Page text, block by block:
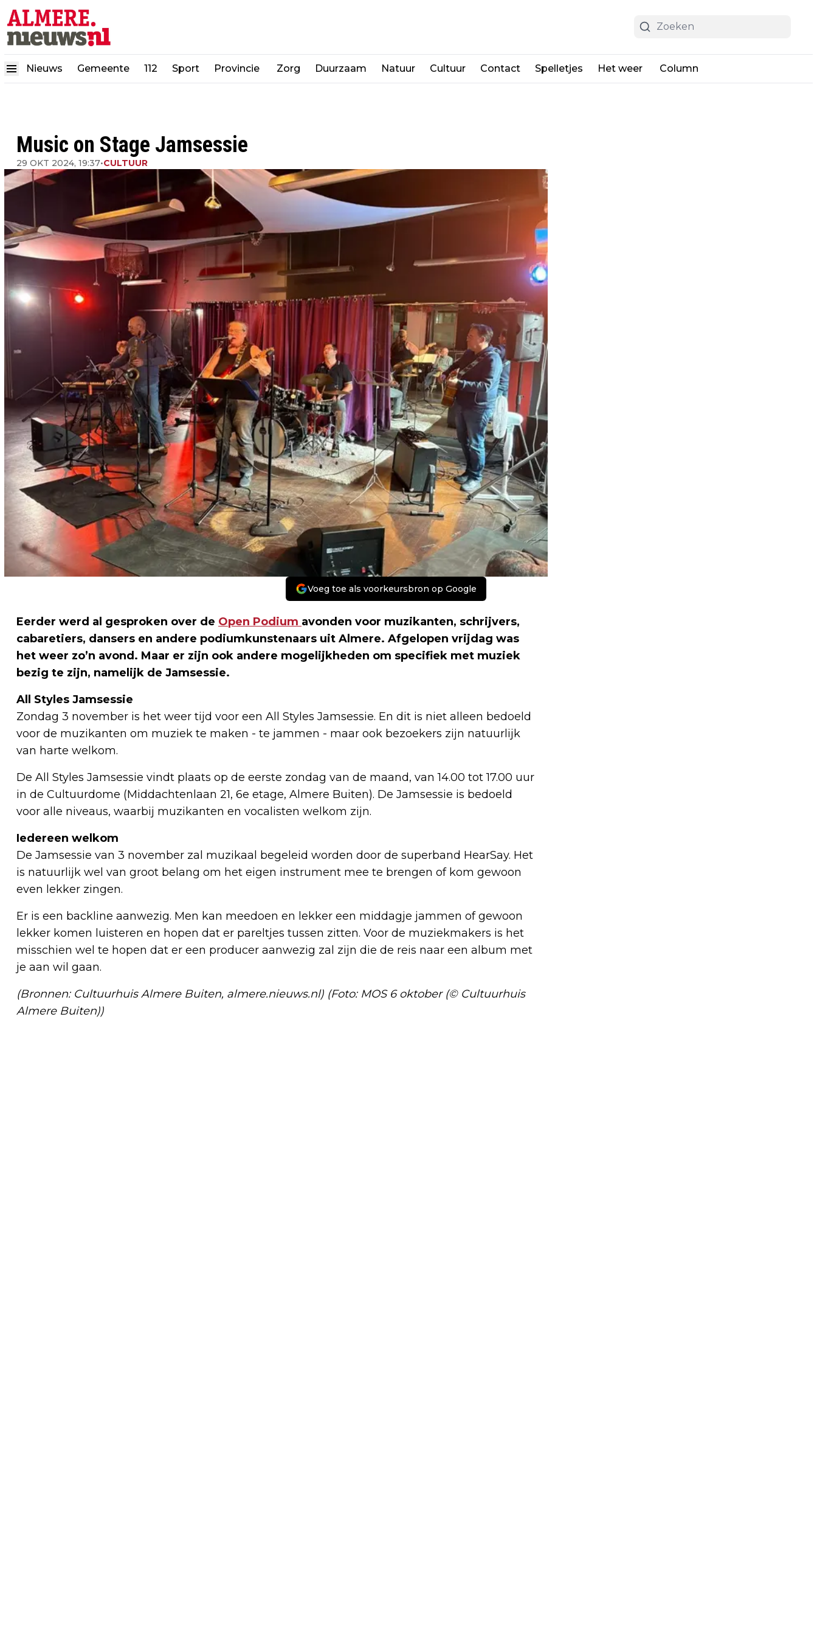
Nieuws Gemeente 112 Sport Provincie Zorg Duurzaam Natuur Cultuur Contact Spelletjes Het weer Column
Music on Stage Jamsessie
29 OKT 2024, 19:37•CULTUUR
Voeg toe als voorkeursbron op Google
Eerder werd al gesproken over de Open Podium avonden voor muzikanten, schrijvers,
cabaretiers, dansers en andere podiumkunstenaars uit Almere. Afgelopen vrijdag was
het weer zo’n avond. Maar er zijn ook andere mogelijkheden om specifiek met muziek
bezig te zijn, namelijk de Jamsessie.
All Styles Jamsessie
Zondag 3 november is het weer tijd voor een All Styles Jamsessie. En dit is niet alleen bedoeld
voor de muzikanten om muziek te maken - te jammen - maar ook bezoekers zijn natuurlijk
van harte welkom.
De All Styles Jamsessie vindt plaats op de eerste zondag van de maand, van 14.00 tot 17.00 uur
in de Cultuurdome (Middachtenlaan 21, 6e etage, Almere Buiten). De Jamsessie is bedoeld
voor alle niveaus, waarbij muzikanten en vocalisten welkom zijn.
Iedereen welkom
De Jamsessie van 3 november zal muzikaal begeleid worden door de superband HearSay. Het
is natuurlijk wel van groot belang om het eigen instrument mee te brengen of kom gewoon
even lekker zingen.
Er is een backline aanwezig. Men kan meedoen en lekker een middagje jammen of gewoon
lekker komen luisteren en hopen dat er pareltjes tussen zitten. Voor de muziekmakers is het
misschien wel te hopen dat er een producer aanwezig zal zijn die de reis naar een album met
je aan wil gaan.
(Bronnen: Cultuurhuis Almere Buiten, almere.nieuws.nl) (Foto: MOS 6 oktober (© Cultuurhuis
Almere Buiten))